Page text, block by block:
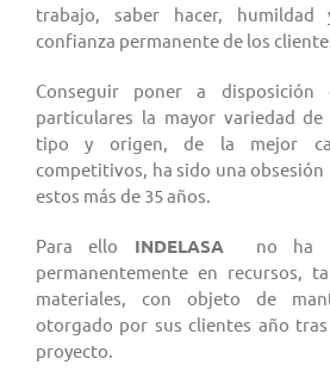
trabajo, saber hacer,
confianza permanente de los
Conseguir poner a disposición
particulares la mayor variedad
tipo y origen, de la mejor
competitivos, ha sido una
estos más de 35 años.
Para ello INDELASA
no ha
permanentemente en recursos,
materiales, con objeto de
otorgado por sus clientes año
proyecto.